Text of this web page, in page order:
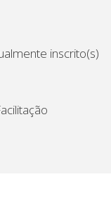
inscrito(s)